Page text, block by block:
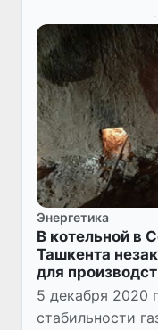
Энергетика
В котельной в
Ташкента
для
5 декабря 2020
стабильности